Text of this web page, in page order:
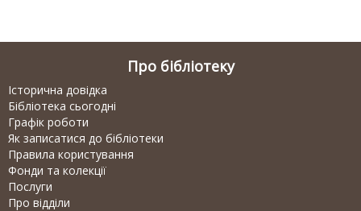
Про бібліотеку
Історична довідка
Бібліотека сьогодні
Графік роботи
Як записатися до бібліотеки
Правила користування
Фонди та колекції
Послуги
Про відділи